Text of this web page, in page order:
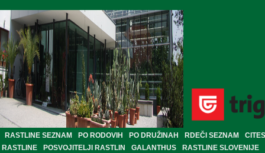
RASTLINE SEZNAM PO RODOVIH PO DRUŽINAH RDEČI SEZNAM
CITES
RASTLINE
POSVOJITELJI RASTLIN GALANTHUS RASTLINE SLOVENIJE